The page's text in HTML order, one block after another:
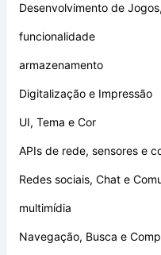
Desenvolvimento de
funcionalidade
armazenamento
Digitalização e Impressão
UI, Tema e Cor
APIs de rede, sensores e
Redes sociais, Chat e
multimídia
Navegação, Busca e